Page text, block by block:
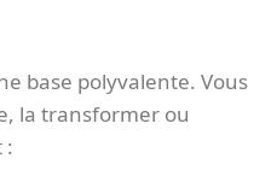
base polyvalente. Vous
la transformer ou
: